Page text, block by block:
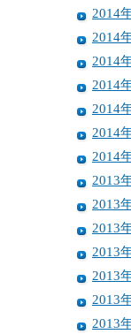
2014
2014
2014
2014
2014
2014
2014
2013
2013
2013
2013
2013
2013
2013